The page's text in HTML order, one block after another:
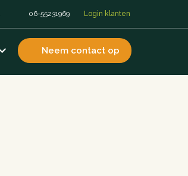
06-55231969 Login klanten
Neem contact op